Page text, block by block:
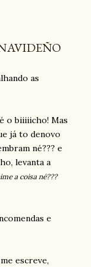
as
o biiiiicho! Mas
já to denovo
né??? e
levanta a
a coisa né???
e
escreve,